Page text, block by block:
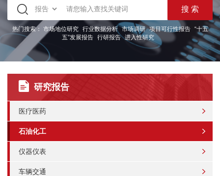
热门搜索： 市场地位研究 行业数据分析 市场调研 项目可行性报告
“十五
五”发展报告 行研报告 进入性研究
研究报告
医疗医药
石油化工
仪器仪表
车辆交通